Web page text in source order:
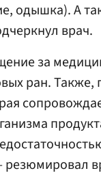
одышка). А
врач.
за
ран. Также,
резюмировал